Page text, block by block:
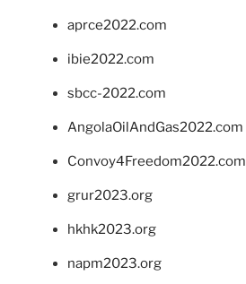
aprce2022.com
ibie2022.com
sbcc-2022.com
AngolaOilAndGas2022.com
Convoy4Freedom2022.com
grur2023.org
hkhk2023.org
napm2023.org